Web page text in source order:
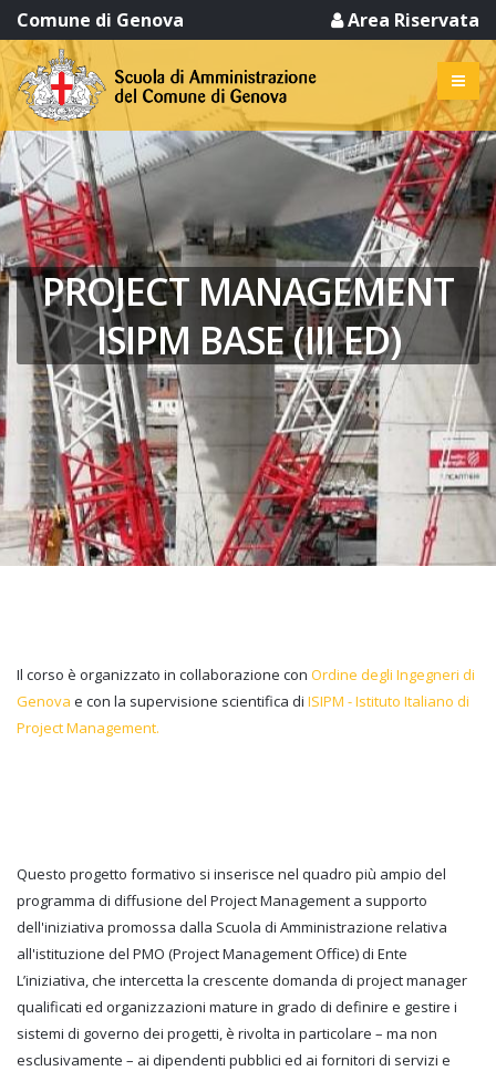
Comune di Genova Area Riservata
PROJECT MANAGEMENT
ISIPM BASE (III ED)
Il corso è organizzato in collaborazione con Ordine degli Ingegneri di
Genova e con la supervisione scientifica di ISIPM - Istituto Italiano di
Project Management.
Questo progetto formativo si inserisce nel quadro più ampio del
programma di diffusione del Project Management a supporto
dell'iniziativa promossa dalla Scuola di Amministrazione relativa
all'istituzione del PMO (Project Management Office) di Ente
L’iniziativa, che intercetta la crescente domanda di project manager
qualificati ed organizzazioni mature in grado di definire e gestire i
sistemi di governo dei progetti, è rivolta in particolare – ma non
esclusivamente – ai dipendenti pubblici ed ai fornitori di servizi e